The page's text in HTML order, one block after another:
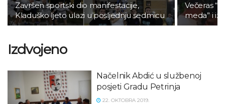
Završen sportski dio manifestacije,
Kladuško ljeto ulazi u posljednju sedmicu
Večeras
meda” i
Izdvojeno
Načelnik Abdić u službenoj
posjeti Gradu Petrinja
22. OKTOBRA 2019.